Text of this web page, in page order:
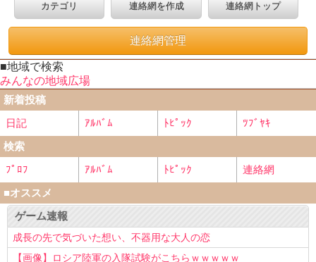
カテゴリ 連絡網を作成 連絡網トップ
連絡網管理
■地域で検索
みんなの地域広場
新着投稿
日記
ｱﾙﾊﾞﾑ ﾄﾋﾟｯｸ
ﾂﾌﾞﾔｷ
検索
ﾌﾟﾛﾌ
ｱﾙﾊﾞﾑ ﾄﾋﾟｯｸ
連絡網
■オススメ
ゲーム速報
成長の先で気づいた想い、不器用な大人の恋
【画像】ロシア陸軍の入隊試験がこちらｗｗｗｗｗ